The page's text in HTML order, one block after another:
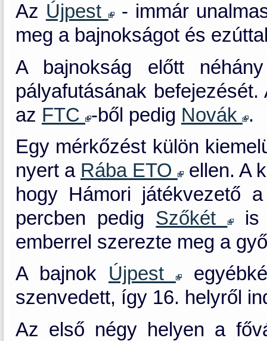
Az Újpest
- immár
meg a bajnokságot és
A bajnokság előtt
pályafutásának
az FTC -ből pedig Novák
.
Egy mérkőzést külön
nyert a Rába ETO
ellen. A
hogy Hámori játékvezető
percben pedig Szőkét
is
emberrel szerezte meg a
A bajnok Újpest
szenvedett, így 16. helyről
Az első négy helyen a